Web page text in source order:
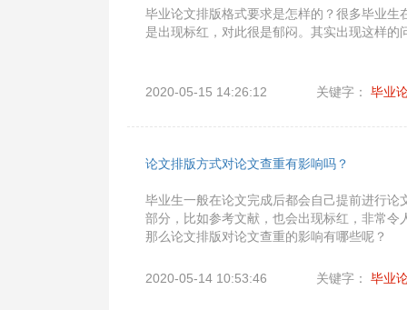
毕业论文排版格式要求是怎样的？很多毕业
是出现标红，对此很是郁闷。其实出现这样
2020-05-15 14:26:12 关键字： 毕业
论文排版方式对论文查重有影响吗？
毕业生一般在论文完成后都会自己提前进行
部分，比如参考文献，也会出现标红，非常
那么论文排版对论文查重的影响有哪些呢？
2020-05-14 10:53:46 关键字： 毕业